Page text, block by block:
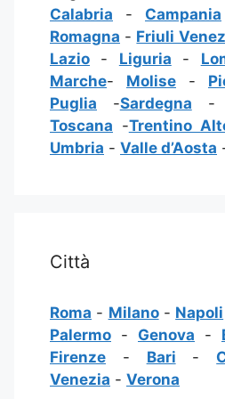
Calabria - Campania
Romagna - Friuli
Lazio - Liguria -
Marche- Molise -
Puglia -Sardegna
Toscana -Trentino
Umbria - Valle d’Aosta
Città
Roma - Milano- Napoli
Palermo - Genova -
Firenze - Bari -
Venezia - Verona